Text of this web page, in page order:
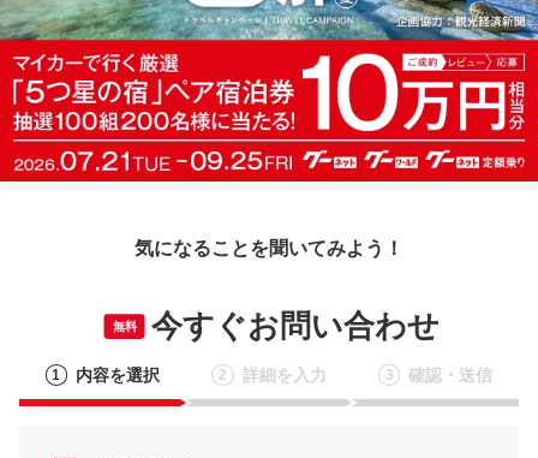
気になることを聞いてみよう！
無料 今すぐお問い合わせ
1 内容を選択 2 詳細を入力 3 確認・送信